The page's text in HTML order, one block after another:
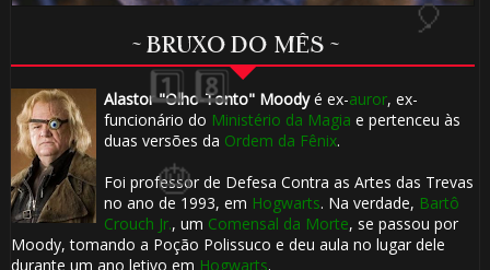
~ BRUXO DO MÊS ~
Alastor "Olho-Tonto" Moodyé ex-auror, ex-
funcionário do Ministério da Magia e pertenceu às
duas versões da Ordem da Fênix.
Foi professor de Defesa Contra as Artes das Trevas
no ano de 1993, em Hogwarts. Na verdade, Bartô
Crouch Jr., um Comensal da Morte, se passou por
Moody, tomando a Poção Polissuco e deu aula no lugar dele
durante um ano letivo em Hogwarts.
1️⃣ 8️⃣
1️⃣